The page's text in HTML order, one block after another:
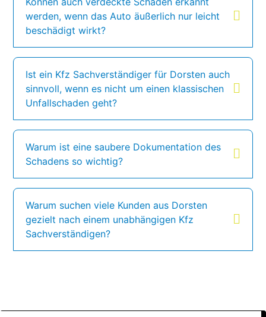
werden, wenn das Auto äußerlich nur leicht
beschädigt wirkt?
Ist ein Kfz Sachverständiger für Dorsten auch
sinnvoll, wenn es nicht um einen klassischen
Unfallschaden geht?
Warum ist eine saubere Dokumentation des
Schadens so wichtig?
Warum suchen viele Kunden aus Dorsten
gezielt nach einem unabhängigen Kfz
Sachverständigen?